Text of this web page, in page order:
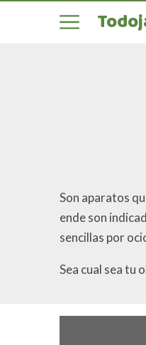
Son aparatos
ende son
sencillas por
Sea cual sea tu